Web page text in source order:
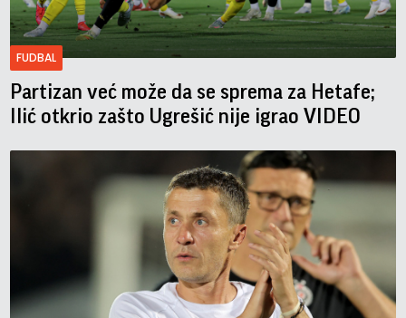
FUDBAL
Partizan već može da se sprema za Hetafe;
Ilić otkrio zašto Ugrešić nije igrao VIDEO